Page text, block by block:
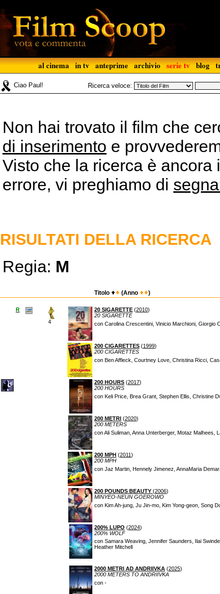
al cinema in tv anteprime archivio serie tv blog
Ciao Paul! Ricerca veloce:
Non hai trovato il film che
di inserimento e
Visto che la ricerca è
errore, vi preghiamo di
RISULTATI DELLA RICERCA
Regia: M
Titolo (Anno )
R
4
20 SIGARETTE (2010)
20 SIGARETTE
con Carolina Crescentini, Vinicio Marchioni, Giorgio
200 CIGARETTES (1999)
200 CIGARETTES
con Ben Affleck, Courtney Love, Christina Ricci,
200 HOURS (2017)
200 HOURS
con Keli Price, Brea Grant, Stephen Ellis, Christine
200 METRI (2020)
200 METERS
con Ali Suliman, Anna Unterberger, Motaz Malhees,
200 MPH (2011)
200 MPH
con Jaz Martin, Hennely Jimenez, AnnaMaria
200 POUNDS BEAUTY (2006)
MINYEO-NEUN GOEROWO
con Kim Ah-jung, Ju Jin-mo, Kim Yong-geon, Song
200% LUPO (2024)
200% WOLF
con Samara Weaving, Jennifer Saunders, Ilai
Heather Mitchell
2000 METRI AD ANDRIIVKA (2025)
2000 METERS TO ANDRIIVKA
con -